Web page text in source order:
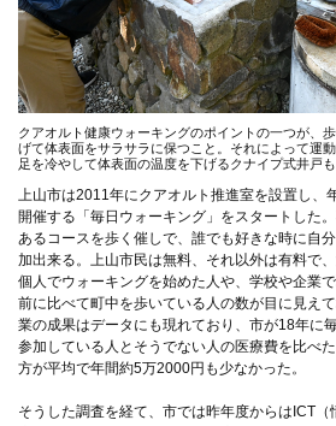
クアオルト健康ウォーキングのポイントの一つが、
げて体表面をサラサラに保つこと。それによって運
足を冷やして体表面の温度を下げるクナイプ式井戸
上山市は2011年にクアオルト推進室を設置し、
開催する「毎日ウォーキング」をスタートした
あるコースを歩く催しで、誰でも好きな時に自
加出来る。上山市民は無料、それ以外は有料で
個人でウォーキングを始めた人や、学校や企業
前に比べて町中を歩いている人の数が目に見え
業の成果はデータにも現れており、市が18年に
参加している人とそうでない人の医療費を比べ
方が平均で年間約5万2000円も少なかった。
そうした調査を経て、市では昨年度からはICT